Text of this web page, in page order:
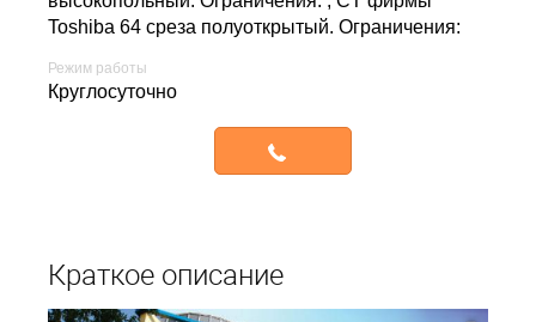
Toshiba 64 среза полуоткрытый. Ограничения:
Режим работы
круглосуточно
Краткое описание